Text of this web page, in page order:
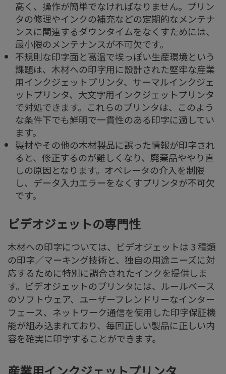
高く、操作が簡単でなければなりません。プリン
タの修理やインクの補充などの定期的なメンテナ
ンスに関連するダウンタイムをなくすためには、
最小限のメンテナンスが不可欠です。
不規則な印字面と高温で埃っぽい生産環境という
課題は、木材への印字用に設計された堅牢な産業
用インクジェットプリンタ、サーマルインクジェ
ットプリンタ、大文字用インクジェットプリンタ
で対処できます。これらのプリンタは、このよう
な条件下でも鮮明で一貫性のある印字に適してい
ます。
製材やその他の木材製品に誤った情報が印字され
ると、修正するのが難しくなり、廃棄品ややり直
しの原因となります。オペレータの介入を制限
し、データ入力エラーをなくすプリンタが不可欠
です。
ビデオジェットの専門性
木材への印字については、ビデオジェットは 3 種類
の印字／マーキング技術と、独自の用途ニーズに対
応するために特別に調合されたインクを提供しま
す。ビデオジェットのプリンタには、ルールベース
のソフトウェア、ユーザーフレンドリーなインター
フェース、ネットワーク通信を使用した印字保証機
能が組み込まれており、毎回正しい製品に正しい内
容を確実に印字することができます。